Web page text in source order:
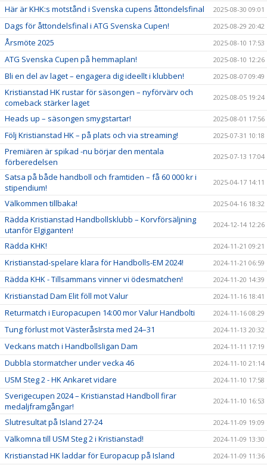
Här är KHK:s motstånd i Svenska cupens åttondelsfinal 2025-08-30 09:01
Dags för åttondelsfinal i ATG Svenska Cupen! 2025-08-29 20:42
Årsmöte 2025 2025-08-10 17:53
ATG Svenska Cupen på hemmaplan! 2025-08-10 12:26
Bli en del av laget – engagera dig ideellt i klubben! 2025-08-07 09:49
Kristianstad HK rustar för säsongen – nyförvärv och
comeback stärker laget
2025-08-05 19:24
Heads up – säsongen smygstartar! 2025-08-01 17:56
Följ Kristianstad HK – på plats och via streaming! 2025-07-31 10:18
Premiären är spikad -nu börjar den mentala
förberedelsen
2025-07-13 17:04
Satsa på både handboll och framtiden – få 60 000 kr i
stipendium!
2025-04-17 14:11
Välkommen tillbaka! 2025-04-16 18:32
Rädda Kristianstad Handbollsklubb – Korvförsäljning
utanför Elgiganten!
2024-12-14 12:26
Rädda KHK! 2024-11-21 09:21
Kristianstad-spelare klara för Handbolls-EM 2024! 2024-11-21 06:59
Rädda KHK - Tillsammans vinner vi ödesmatchen! 2024-11-20 14:39
Kristianstad Dam Elit föll mot Valur 2024-11-16 18:41
Returmatch i Europacupen 14:00 mor Valur Handbolti 2024-11-16 08:29
Tung förlust mot VästeråsIrsta med 24–31 2024-11-13 20:32
Veckans match i Handbollsligan Dam 2024-11-11 17:19
Dubbla stormatcher under vecka 46 2024-11-10 21:14
USM Steg 2 - HK Ankaret vidare 2024-11-10 17:58
Sverigecupen 2024 – Kristianstad Handboll firar
medaljframgångar!
2024-11-10 16:53
Slutresultat på Island 27-24 2024-11-09 19:09
Välkomna till USM Steg 2 i Kristianstad! 2024-11-09 13:30
Kristianstad HK laddar för Europacup på Island 2024-11-09 11:36